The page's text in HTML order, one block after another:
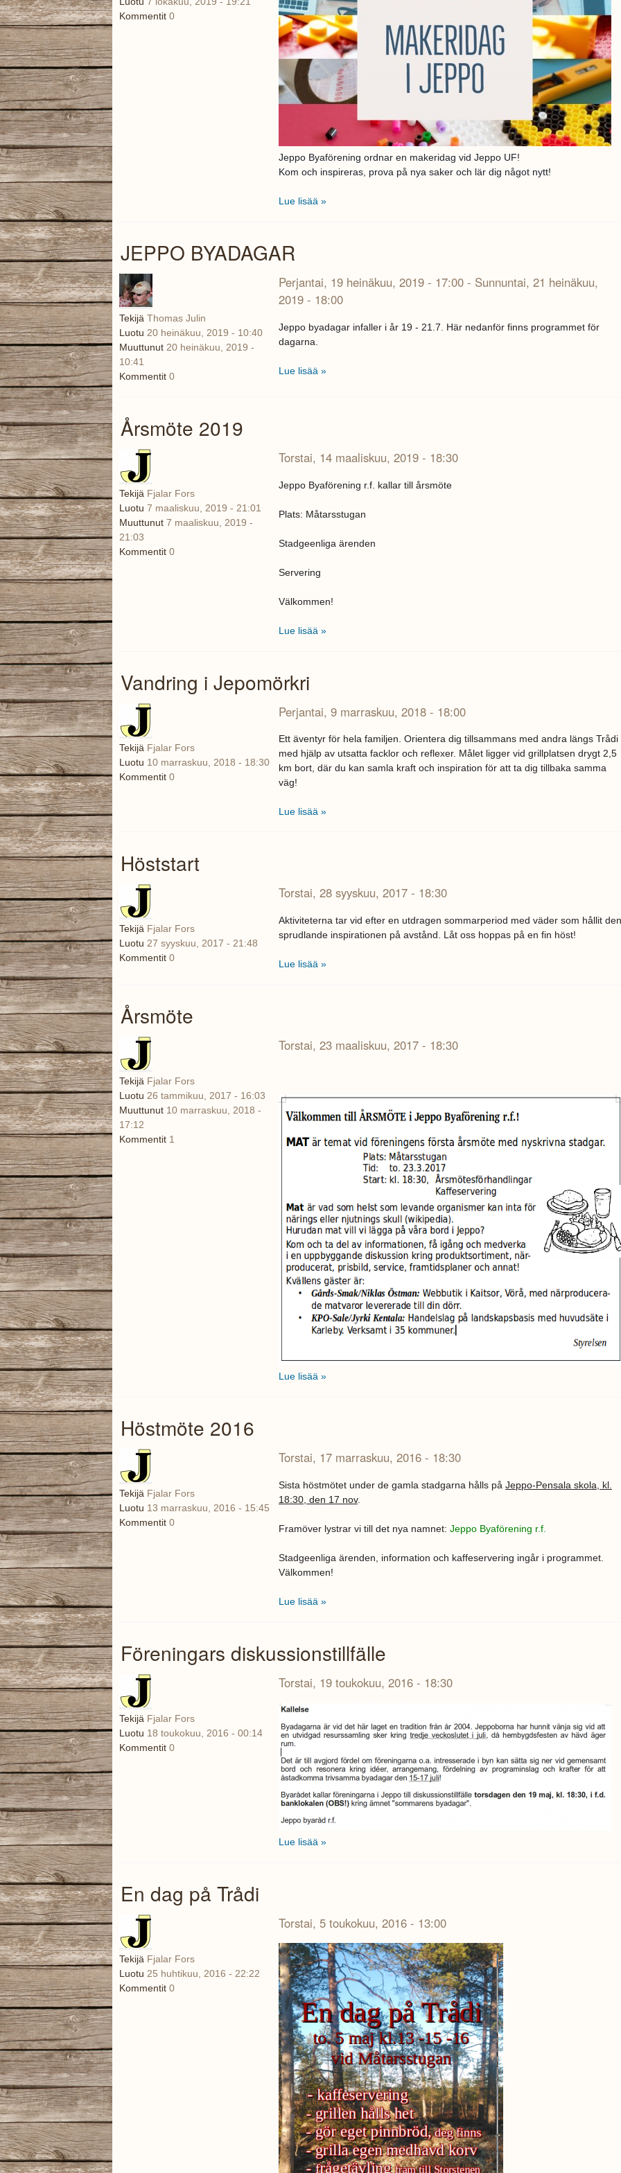
Kommentit 0
Jeppo Byaförening ordnar en makeridag vid Jeppo UF!
Kom och inspireras, prova på nya saker och lär dig något nytt!
Lue lisää »
JEPPO BYADAGAR
Tekijä Thomas Julin
Luotu 20 heinäkuu, 2019 - 10:40
Muuttunut 20 heinäkuu, 2019 -
10:41
Kommentit 0
Perjantai, 19 heinäkuu, 2019 - 17:00 - Sunnuntai, 21 heinäkuu,
2019 - 18:00
Jeppo byadagar infaller i år 19 - 21.7. Här nedanför finns programmet för
dagarna.
Lue lisää »
Årsmöte 2019
Tekijä Fjalar Fors
Luotu 7 maaliskuu, 2019 - 21:01
Muuttunut 7 maaliskuu, 2019 -
21:03
Kommentit 0
Torstai, 14 maaliskuu, 2019 - 18:30
Jeppo Byaförening r.f. kallar till årsmöte
Plats: Måtarsstugan
Stadgeenliga ärenden
Servering
Välkommen!
Lue lisää »
Vandring i Jepomörkri
Tekijä Fjalar Fors
Luotu 10 marraskuu, 2018 - 18:30
Kommentit 0
Perjantai, 9 marraskuu, 2018 - 18:00
Ett äventyr för hela familjen. Orientera dig tillsammans med andra längs Trådi
med hjälp av utsatta facklor och reflexer. Målet ligger vid grillplatsen drygt 2,5
km bort, där du kan samla kraft och inspiration för att ta dig tillbaka samma
väg!
Lue lisää »
Höststart
Tekijä Fjalar Fors
Luotu 27 syyskuu, 2017 - 21:48
Kommentit 0
Torstai, 28 syyskuu, 2017 - 18:30
Aktiviteterna tar vid efter en utdragen sommarperiod med väder som hållit den
sprudlande inspirationen på avstånd. Låt oss hoppas på en fin höst!
Lue lisää »
Årsmöte
Tekijä Fjalar Fors
Luotu 26 tammikuu, 2017 - 16:03
Muuttunut 10 marraskuu, 2018 -
17:12
Kommentit 1
Torstai, 23 maaliskuu, 2017 - 18:30
Skärmbild från 2017-02-28 18:55:15.png
Lue lisää »
Höstmöte 2016
Tekijä Fjalar Fors
Luotu 13 marraskuu, 2016 - 15:45
Kommentit 0
Torstai, 17 marraskuu, 2016 - 18:30
Sista höstmötet under de gamla stadgarna hålls på Jeppo-Pensala skola, kl.
18:30, den 17 nov.
Framöver lystrar vi till det nya namnet: Jeppo Byaförening r.f.
Stadgeenliga ärenden, information och kaffeservering ingår i programmet.
Välkommen!
Lue lisää »
Föreningars diskussionstillfälle
Tekijä Fjalar Fors
Luotu 18 toukokuu, 2016 - 00:14
Kommentit 0
Torstai, 19 toukokuu, 2016 - 18:30
Lue lisää »
En dag på Trådi
Tekijä Fjalar Fors
Luotu 25 huhtikuu, 2016 - 22:22
Kommentit 0
Torstai, 5 toukokuu, 2016 - 13:00